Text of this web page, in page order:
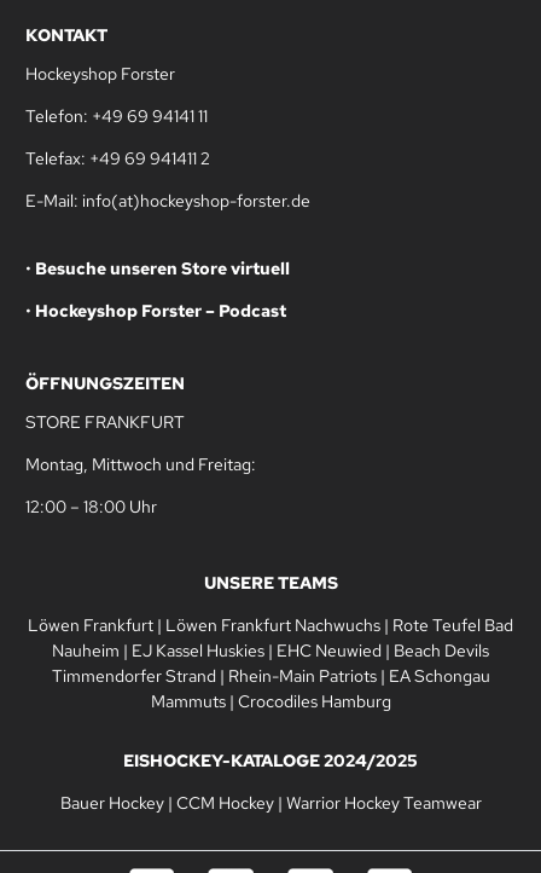
KONTAKT
Hockeyshop Forster
Telefon: +49 69 94141 11
Telefax: +49 69 941411 2
E-Mail: info(at)hockeyshop-forster.de
• Besuche unseren Store virtuell
• Hockeyshop Forster – Podcast
ÖFFNUNGSZEITEN
STORE FRANKFURT
Montag, Mittwoch und Freitag:
12:00 – 18:00 Uhr
UNSERE TEAMS
Löwen Frankfurt | Löwen Frankfurt Nachwuchs | Rote Teufel Bad
Nauheim | EJ Kassel Huskies | EHC Neuwied | Beach Devils
Timmendorfer Strand | Rhein-Main Patriots| EA Schongau
Mammuts| Crocodiles Hamburg
EISHOCKEY-KATALOGE 2024/2025
Bauer Hockey| CCM Hockey| Warrior Hockey Teamwear